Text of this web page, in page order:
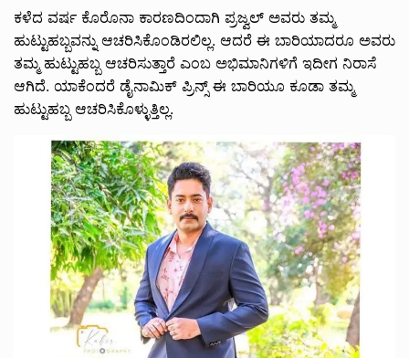
ಕಳೆದ ವರ್ಷ ಕೊರೊನಾ ಕಾರಣದಿಂದಾಗಿ ಪ್ರಜ್ವಲ್ ಅವರು ತಮ್ಮ
ಹುಟ್ಟುಹಬ್ಬವನ್ನು ಆಚರಿಸಿಕೊಂಡಿರಲಿಲ್ಲ. ಆದರೆ ಈ ಬಾರಿಯಾದರೂ ಅವರು
ತಮ್ಮ ಹುಟ್ಟುಹಬ್ಬ ಆಚರಿಸುತ್ತಾರೆ ಎಂಬ ಅಭಿಮಾನಿಗಳಿಗೆ ಇದೀಗ ನಿರಾಸೆ
ಆಗಿದೆ. ಯಾಕೆಂದರೆ ಡೈನಾಮಿಕ್ ಪ್ರಿನ್ಸ್ ಈ ಬಾರಿಯೂ ಕೂಡಾ ತಮ್ಮ
ಹುಟ್ಟುಹಬ್ಬ ಆಚರಿಸಿಕೊಳ್ಳುತ್ತಿಲ್ಲ.